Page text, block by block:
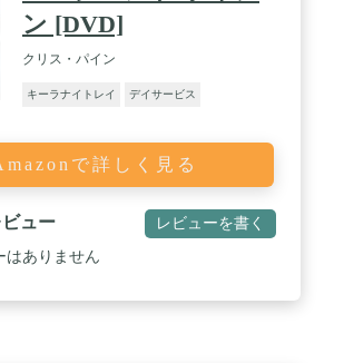
ン [DVD]
クリス・パイン
キーラナイトレイ デイサービス
で詳しく見る
ュー レビューを書く
はありません